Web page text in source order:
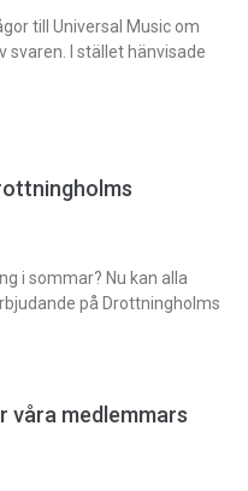
till Universal Music om
svaren. I stället hänvisade
i sommar? Nu kan alla
på Drottningholms
våra medlemmars